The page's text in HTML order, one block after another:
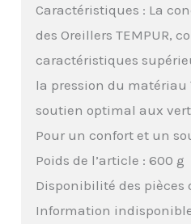
Caractéristiques : La
des Oreillers TEMPUR,
caractéristiques
la pression du matériau
soutien optimal aux
Pour un confort et un
Poids de l’article : 600 g
Disponibilité des pièces
Information